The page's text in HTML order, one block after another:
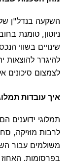
טומנת בחובה
בשווי הנכס
להוצאות יתר.
סיכונים אלו.
עובדות תמלוגי
ידוענים הם
מוזיקה, סחורה
עבור השמעות
האחוז יכול